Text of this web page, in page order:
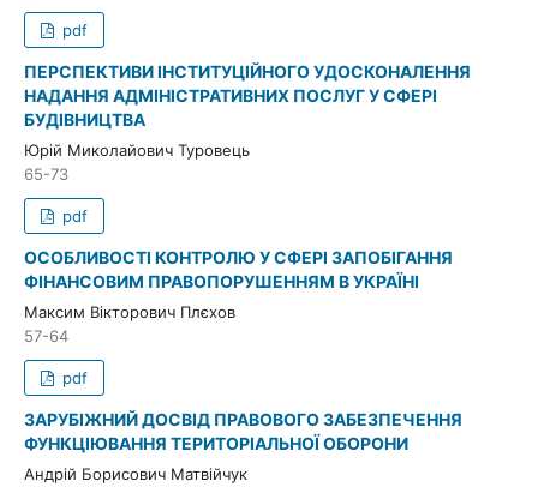
pdf
ПЕРСПЕКТИВИ ІНСТИТУЦІЙНОГО УДОСКОНАЛЕННЯ
НАДАННЯ АДМІНІСТРАТИВНИХ ПОСЛУГ У СФЕРІ
БУДІВНИЦТВА
Юрій Миколайович Туровець
65-73
pdf
ОСОБЛИВОСТІ КОНТРОЛЮ У СФЕРІ ЗАПОБІГАННЯ
ФІНАНСОВИМ ПРАВОПОРУШЕННЯМ В УКРАЇНІ
Максим Вікторович Плєхов
57-64
pdf
ЗАРУБІЖНИЙ ДОСВІД ПРАВОВОГО ЗАБЕЗПЕЧЕННЯ
ФУНКЦІЮВАННЯ ТЕРИТОРІАЛЬНОЇ ОБОРОНИ
Андрій Борисович Матвійчук